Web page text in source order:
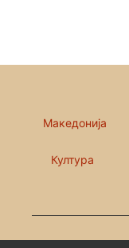
Македонија
Култура